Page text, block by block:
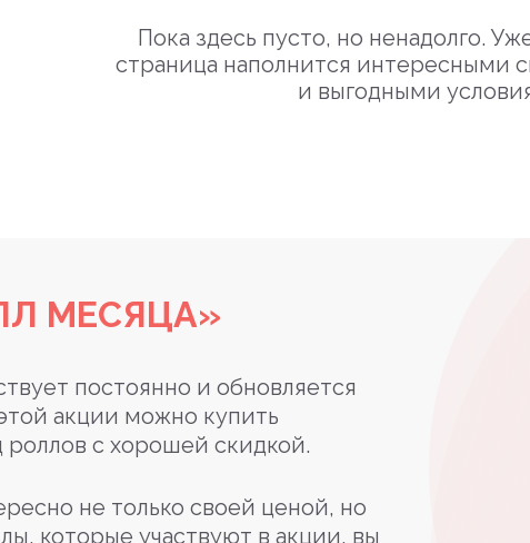
Пока здесь пусто, но ненадолго.
страница наполнится интересными
и выгодными
МЕСЯЦА»
постоянно и обновляется
акции можно купить
с хорошей скидкой.
не только своей ценой, но
которые участвуют в акции, вы